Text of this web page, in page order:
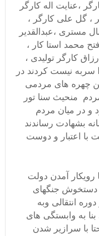
،عنایت اله کارگر
، گل علی کارگر ،
مستری ،عبدالقدیر
محمد استا کار ،
کارگر تولیدی ،
را سربه نیست کردند در
چهره های مردمی
منحیث سنا تور
و در میان مردم
بشهادت رساندند
با اعتبار و دوست
رویکار آمدن دولت
جنگهای
انتقالی وبه
به وابستگی های
با سرازیر شدن